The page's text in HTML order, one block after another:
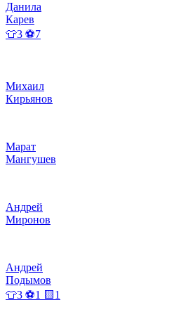
Данила
Карев
👕3 ⚽7
Михаил
Кирьянов
Марат
Мангушев
Андрей
Миронов
Андрей
Подымов
👕3 ⚽1 🟨1